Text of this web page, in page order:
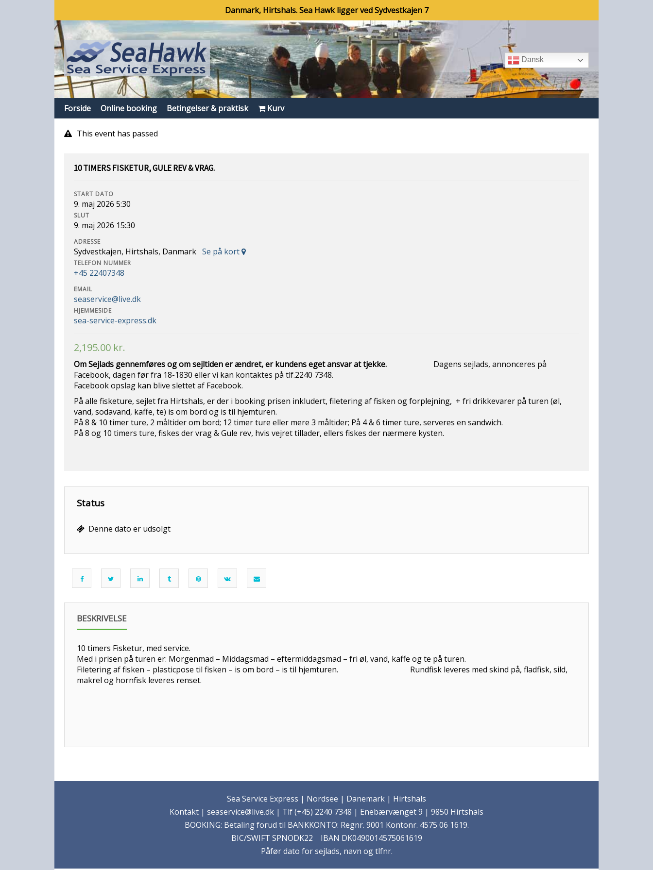
Danmark, Hirtshals. Sea Hawk ligger ved Sydvestkajen 7
Dansk
Forside Online booking Betingelser & praktisk Kurv
This event has passed
10 TIMERS FISKETUR, GULE REV & VRAG.
START DATO
9. maj 2026 5:30
SLUT
9. maj 2026 15:30
ADRESSE
Sydvestkajen, Hirtshals, Danmark Se på kort
TELEFON NUMMER
+45 22407348
EMAIL
seaservice@live.dk
HJEMMESIDE
sea-service-express.dk
2,195.00 kr.
Om Sejlads gennemføres og om sejltiden er ændret, er kundens eget ansvar attjekke. Dagens sejlads, annonceres på
Facebook, dagen før fra 18-1830 eller vi kan kontaktes på tlf.2240 7348.
Facebook opslag kan blive slettet af Facebook.
På alle fisketure, sejlet fra Hirtshals, er der i booking prisen inkludert, filetering af fisken og forplejning, + fri drikkevarer på turen (øl,
vand, sodavand, kaffe, te) is om bord og is til hjemturen.
På 8 & 10 timer ture, 2 måltider om bord; 12 timer ture eller mere 3 måltider; På 4 & 6 timer ture, serveres en sandwich.
På 8 og 10 timers ture, fiskes der vrag & Gule rev, hvis vejret tillader, ellers fiskes der nærmere kysten.
Status
Denne dato er udsolgt
BESKRIVELSE
10 timers Fisketur, med service.
Med i prisen på turen er: Morgenmad – Middagsmad – eftermiddagsmad – fri øl, vand, kaffe og te på turen.
Filetering af fisken – plasticpose til fisken – is om bord – is til hjemturen. Rundfisk leveres med skind på, fladfisk, sild,
makrel og hornfisk leveres renset.
Sea Service Express | Nordsee | Dänemark | Hirtshals
Kontakt | seaservice@live.dk | Tlf (+45) 2240 7348 | Enebærvænget 9 | 9850 Hirtshals
BOOKING: Betaling forud til BANKKONTO: Regnr. 9001 Kontonr. 4575 06 1619.
BIC/SWIFT SPNODK22 IBAN DK0490014575061619
Påfør dato for sejlads, navn og tlfnr.